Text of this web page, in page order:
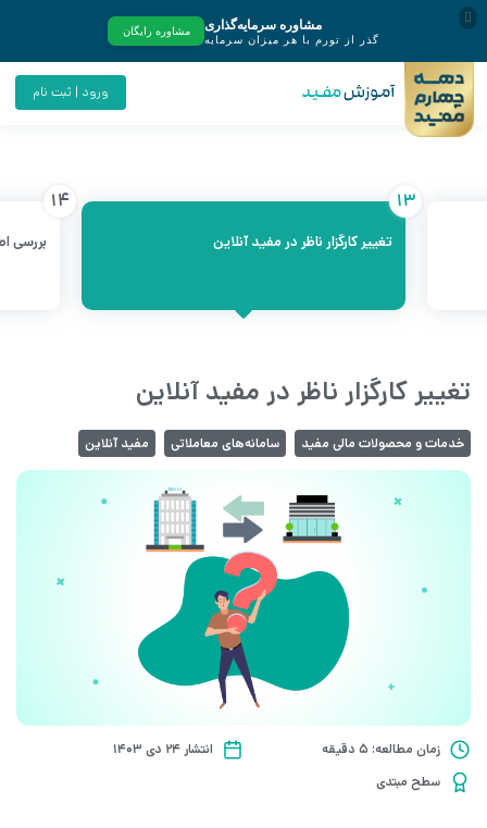
ورود | ثبت نام
13
تغییر کارگزار ناظر در مفید آنلاین
14
بررسی
تغییر کارگزار ناظر در مفید آنلاین
خدمات و محصولات مالی مفید سامانه‌های معاملاتی مفید آنلاین
زمان مطالعه: 5 دقیقه
انتشار ۲۴ دی ۱۴۰۳
سطح مبتدی